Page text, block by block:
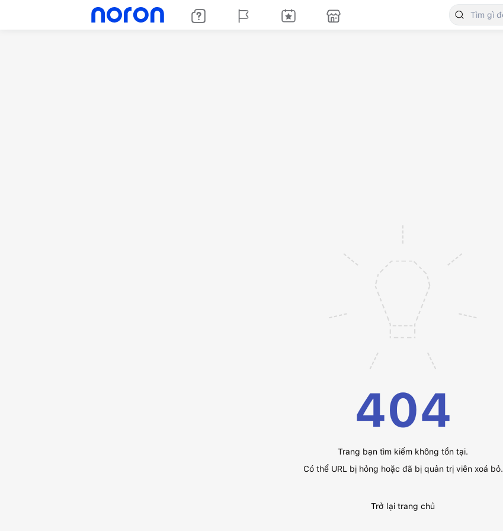
404
Trang bạn tìm kiếm không tồn tại.
Có thể URL bị hỏng hoặc đã bị quản trị viên xoá bỏ.
Trở lại trang chủ